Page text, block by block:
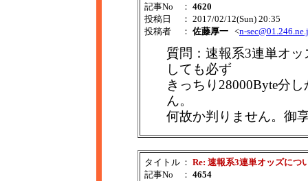
記事No
： 4620
投稿日
： 2017/02/12(Sun) 20:35
投稿者
： 佐藤厚一 <n-
質問：速報系3連単オ
しても必ず
きっちり28000Byte分
ん。
何故か判りません。御
タイトル ： Re: 速報系3連単オッズにつ
記事No
： 4654